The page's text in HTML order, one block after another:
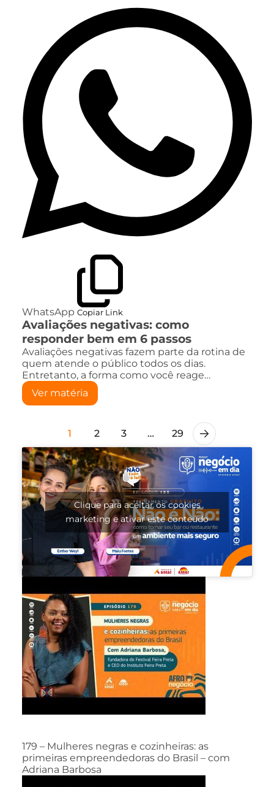
WhatsApp Copiar Link
Avaliações negativas: como
responder bem em 6 passos
Avaliações negativas fazem parte da rotina de
quem atende o público todos os dias.
Entretanto, a forma como você reage…
Ver matéria
1 2 3 … 29
Clique para aceitar os cookies
marketing e ativar este conteúdo
179 – Mulheres negras e cozinheiras: as
primeiras empreendedoras do Brasil – com
Adriana Barbosa